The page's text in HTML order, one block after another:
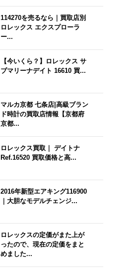
114270を売るなら｜買取店別
ロレックス エクスプローラ
ー...
【今いくら？】ロレックス サ
ブマリーナデイト 16610 買...
マルカ京都 七条店|高級ブラン
ド時計の買取店情報【京都府
京都...
ロレックス買取｜ デイトナ
Ref.16520 買取価格と高...
2016年新型エアキング116900
｜大胆なモデルチェンジ...
ロレックスの定価がまた上が
ったので、現在の定価をまと
めました...